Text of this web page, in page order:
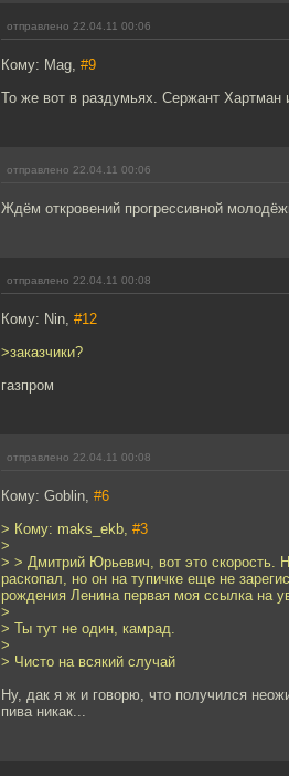
отправлено 22.04.11 00:06
Кому: Mag, #9
То же вот в раздумьях. Сержант Хартман
отправлено 22.04.11 00:06
Ждём откровений прогрессивной
отправлено 22.04.11 00:08
Кому: Nin, #12
>заказчики?
газпром
отправлено 22.04.11 00:08
Кому: Goblin, #6
> Кому: maks_ekb, #3
>
> > Дмитрий Юрьевич, вот это скорость.
раскопал, но он на тупичке еще не
рождения Ленина первая моя ссылка на
>
> Ты тут не один, камрад.
>
> Чисто на всякий случай
Ну, дак я ж и говорю, что получился
пива никак...